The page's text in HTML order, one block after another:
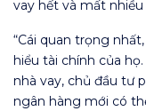
vay hết và mất
“Cái quan trọng
hiểu tài chính của
nhà vay, chủ đầu tư
ngân hàng mới có